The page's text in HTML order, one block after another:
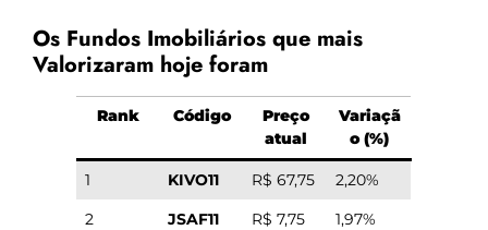
Os Fundos Imobiliários que mais
Valorizaram hoje foram
Rank Código
Preço
atual
Variaçã
o (%)
1 KIVO11 R$ 67,75
2,20%
2
JSAF11 R$ 7,75
1,97%